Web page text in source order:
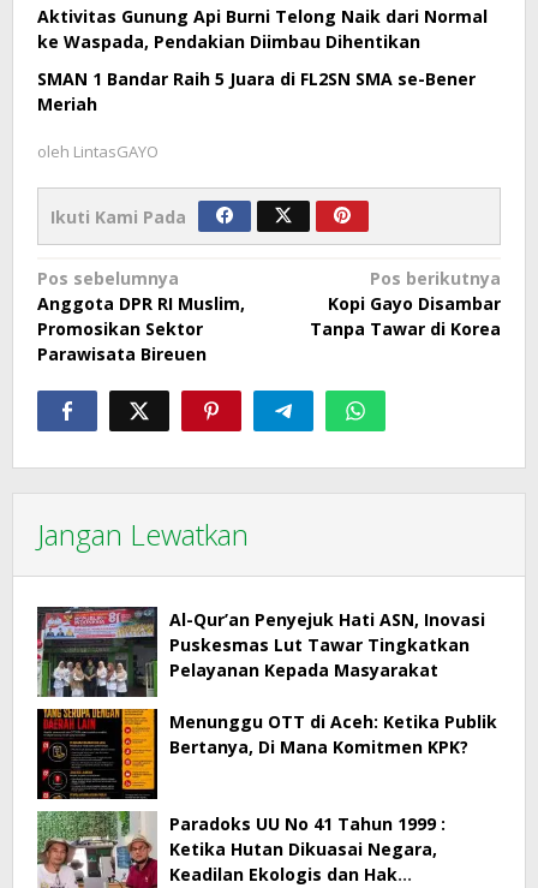
Aktivitas Gunung Api Burni Telong Naik dari Normal
ke Waspada, Pendakian Diimbau Dihentikan
SMAN 1 Bandar Raih 5 Juara di FL2SN SMA se-Bener
Meriah
oleh LintasGAYO
Ikuti Kami Pada
Navigasi
pos
Pos sebelumnya
Anggota DPR RI Muslim,
Promosikan Sektor
Parawisata Bireuen
Pos berikutnya
Kopi Gayo Disambar
Tanpa Tawar di Korea
Jangan Lewatkan
Al-Qur’an Penyejuk Hati ASN, Inovasi
Puskesmas Lut Tawar Tingkatkan
Pelayanan Kepada Masyarakat
Menunggu OTT di Aceh: Ketika Publik
Bertanya, Di Mana Komitmen KPK?
Paradoks UU No 41 Tahun 1999 :
Ketika Hutan Dikuasai Negara,
Keadilan Ekologis dan Hak